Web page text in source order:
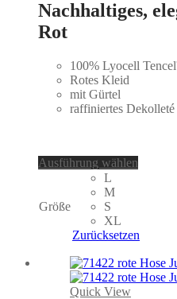
Nachhaltiges,
Rot
100% Lyocell Tencel
Rotes Kleid
mit Gürtel
raffiniertes Dekolleté
Ausführung wählen
auf.
können
Größe
L
M
S
XL
Zurücksetzen
Quick View